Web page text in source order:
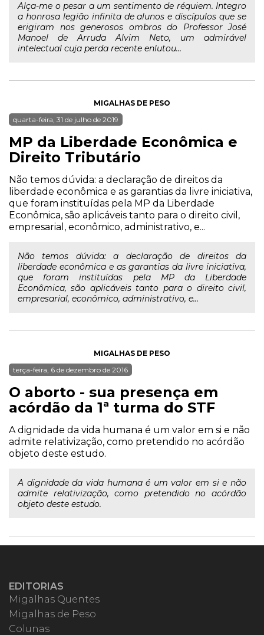
Alça-me o pesar a um sentimento de réquiem. Integro
a honrosa legião infinita de alunos e discípulos que se
erigiram nos generosos ombros do Professor José
Manoel de Arruda Alvim Neto, um admirável
intelectual cuja perda recente enlutou...
MIGALHAS DE PESO
quarta-feira, 31 de julho de 2019
MP da Liberdade Econômica e
Direito Tributário
Não temos dúvida: a declaração de direitos da
liberdade econômica e as garantias da livre iniciativa,
que foram instituídas pela MP da Liberdade
Econômica, são aplicáveis tanto para o direito civil,
empresarial, econômico, administrativo, e...
Não temos dúvida: a declaração de direitos da
liberdade econômica e as garantias da livre iniciativa,
que foram instituídas pela MP da Liberdade
Econômica, são aplicáveis tanto para o direito civil,
empresarial, econômico, administrativo, e...
MIGALHAS DE PESO
terça-feira, 6 de dezembro de 2016
O aborto - sua presença em
acórdão da 1ª turma do STF
A dignidade da vida humana é um valor em si e não
admite relativização, como pretendido no acórdão
objeto deste estudo.
A dignidade da vida humana é um valor em si e não
admite relativização, como pretendido no acórdão
objeto deste estudo.
EDITORIAS
Migalhas Quentes
Migalhas de Peso
Colunas